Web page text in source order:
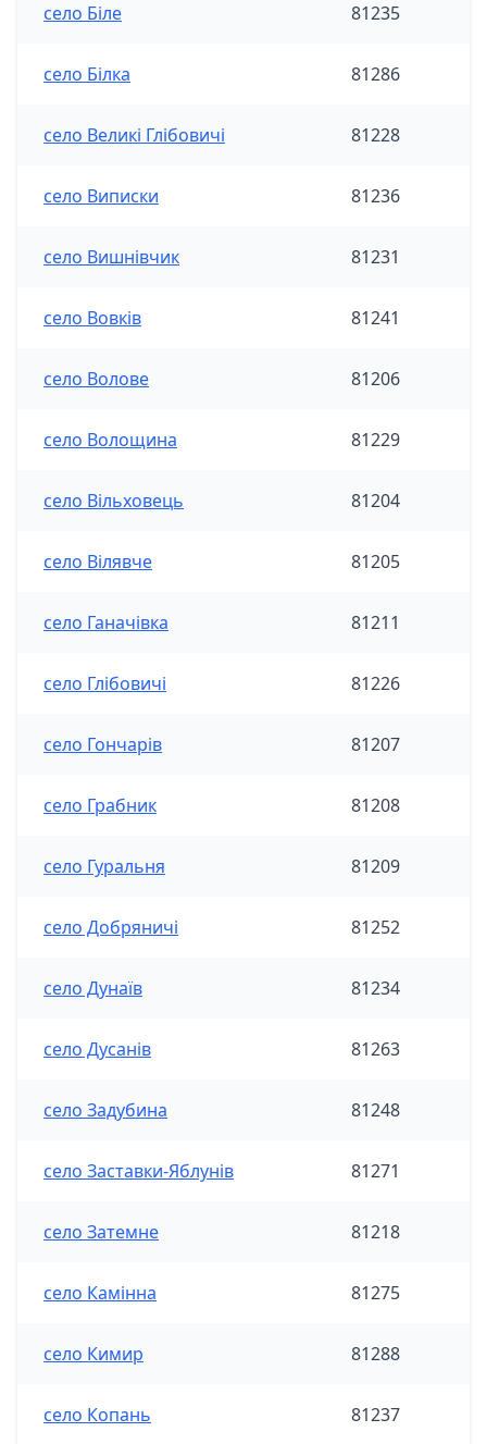
село Біле 81235
село Білка 81286
село Великі Глібовичі 81228
село Виписки 81236
село Вишнівчик 81231
село Вовків 81241
село Волове 81206
село Волощина 81229
село Вільховець 81204
село Вілявче 81205
село Ганачівка 81211
село Глібовичі 81226
село Гончарів 81207
село Грабник 81208
село Гуральня 81209
село Добряничі 81252
село Дунаїв 81234
село Дусанів 81263
село Задубина 81248
село Заставки-Яблунів 81271
село Затемне 81218
село Камінна 81275
село Кимир 81288
село Копань 81237